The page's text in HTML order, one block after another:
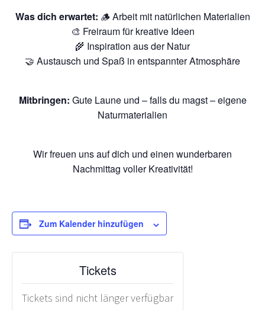
Was dich erwartet: 🪵 Arbeit mit natürlichen Materialien
🎨 Freiraum für kreative Ideen
🌾 Inspiration aus der Natur
🤝 Austausch und Spaß in entspannter Atmosphäre
Mitbringen: Gute Laune und – falls du magst – eigene
Naturmaterialien
Wir freuen uns auf dich und einen wunderbaren
Nachmittag voller Kreativität!
Zum Kalender hinzufügen
Tickets
Tickets sind nicht länger verfügbar